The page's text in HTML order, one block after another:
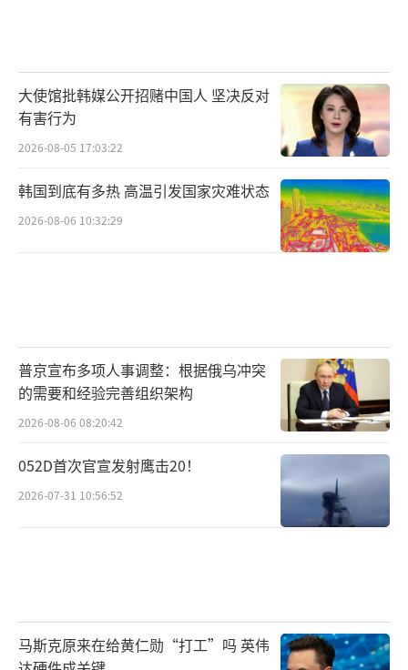
大使馆批韩媒公开招赌中国人 坚决反对
有害行为
2026-08-05 17:03:22
韩国到底有多热 高温引发国家灾难状态
2026-08-06 10:32:29
普京宣布多项人事调整：根据俄乌冲突
的需要和经验完善组织架构
2026-08-06 08:20:42
052D首次官宣发射鹰击20！
2026-07-31 10:56:52
马斯克原来在给黄仁勋“打工”吗 英伟